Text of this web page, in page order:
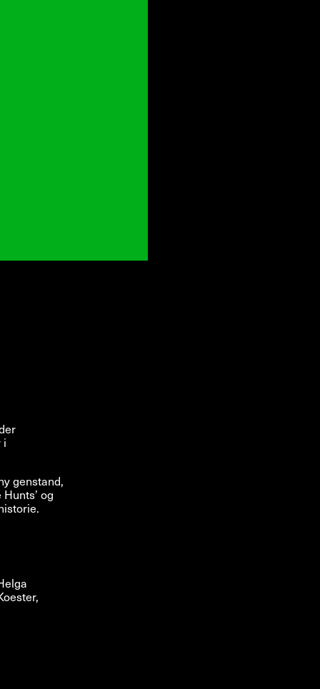
i
genstand,
og